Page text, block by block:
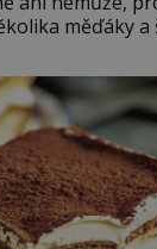
měďáky a
hrůzu ještě